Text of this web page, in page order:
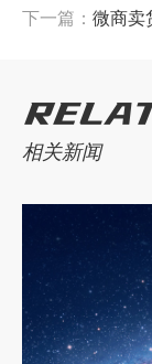
下一篇： 微商卖
相关新闻